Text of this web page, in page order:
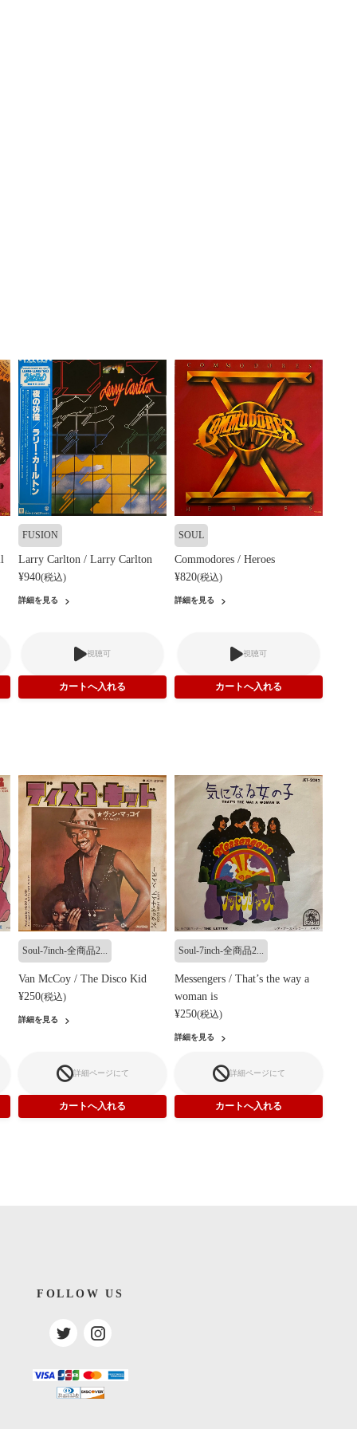
FUSION
Larry Carlton / Larry Carlton
¥940(税込)
詳細を見る
視聴可
SOUL
Commodores / Heroes
¥820(税込)
詳細を見る
視聴可
Soul-7inch-全商品2...
Van McCoy / The Disco Kid
¥250(税込)
詳細を見る
詳細ページにて
Soul-7inch-全商品2...
Messengers / That’s the way a
woman is
¥250(税込)
詳細を見る
詳細ページにて
FOLLOW US